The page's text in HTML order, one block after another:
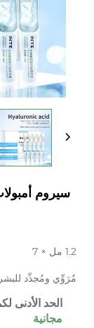
سيروم
1.2 مل × 7
مُرَوِّي ومُجدِّد
الحد الأدنى
مجانية